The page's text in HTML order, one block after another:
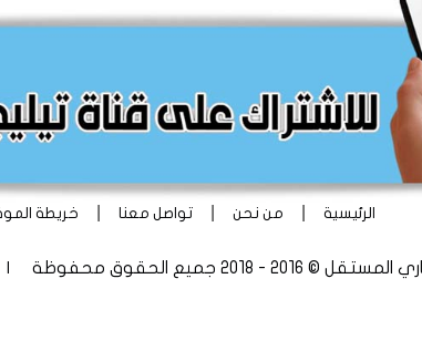
الرئيسية من نحن تواصل معنا خريطة
2018 جميع الحقوق محفوظة | تصميم